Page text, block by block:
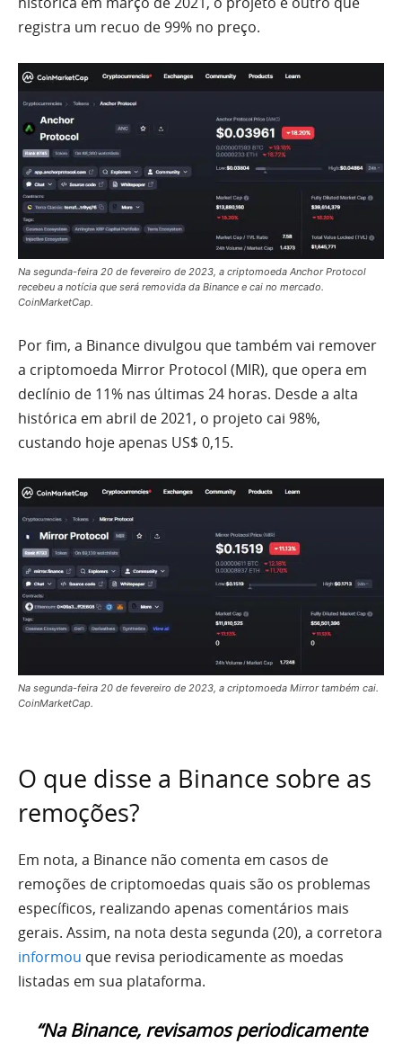
registra um recuo de 99% no preço.
Na segunda-feira 20 de fevereiro de 2023, a criptomoeda Anchor Protocol
recebeu a notícia que será removida da Binance e cai no mercado.
CoinMarketCap.
Por fim, a Binance divulgou que também vai remover
a criptomoeda Mirror Protocol (MIR), que opera em
declínio de 11% nas últimas 24 horas. Desde a alta
histórica em abril de 2021, o projeto cai 98%,
custando hoje apenas US$ 0,15.
Na segunda-feira 20 de fevereiro de 2023, a criptomoeda Mirror também cai.
CoinMarketCap.
O que disse a Binance sobre as
remoções?
Em nota, a Binance não comenta em casos de
remoções de criptomoedas quais são os problemas
específicos, realizando apenas comentários mais
gerais. Assim, na nota desta segunda (20), a corretora
informou que revisa periodicamente as moedas
listadas em sua plataforma.
“Na Binance, revisamos periodicamente